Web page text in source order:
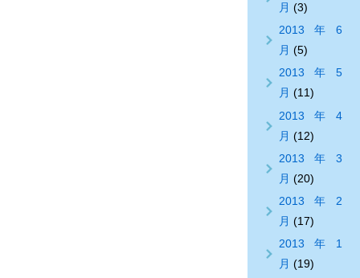
月 (3)
2013年6
月 (5)
2013年5
月 (11)
2013年4
月 (12)
2013年3
月 (20)
2013年2
月 (17)
2013年1
月 (19)